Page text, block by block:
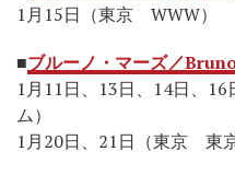
1月15日（東京 WWW）
■ブルーノ・マーズ／
1月11日、13日、14日、
ム）
1月20日、21日（東京 東